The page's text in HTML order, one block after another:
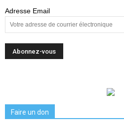
Adresse Email
Faire un don